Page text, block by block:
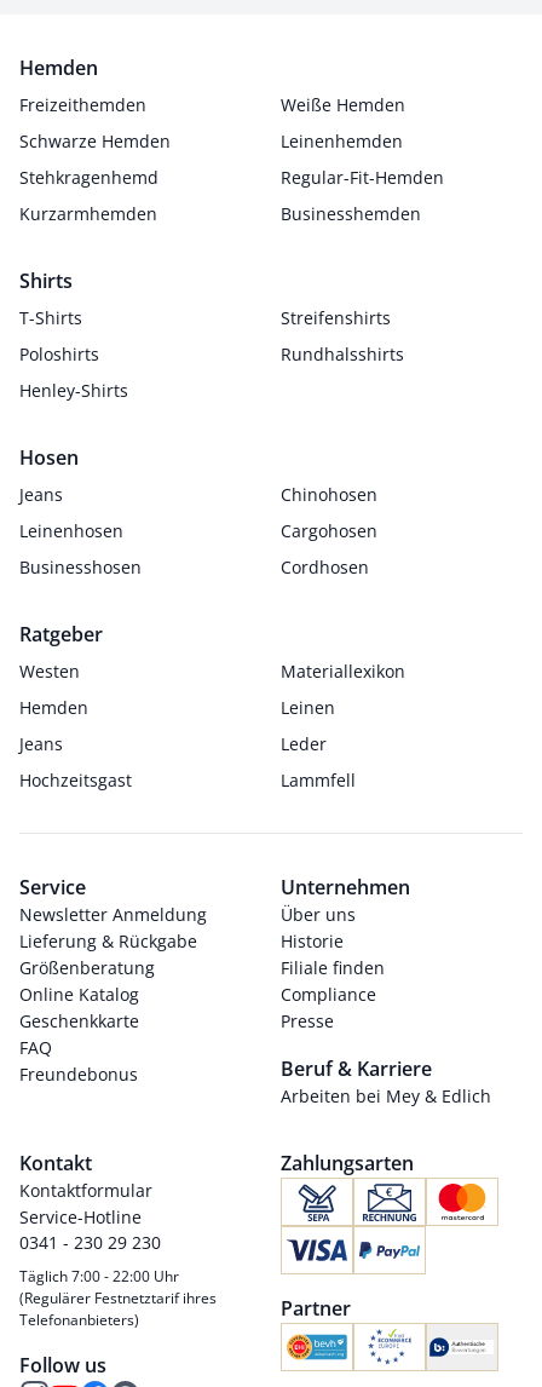
Hemden
Freizeithemden
Weiße Hemden
Schwarze Hemden
Leinenhemden
Stehkragenhemd
Regular-Fit-Hemden
Kurzarmhemden
Businesshemden
Shirts
T-Shirts
Streifenshirts
Poloshirts
Rundhalsshirts
Henley-Shirts
Hosen
Jeans
Chinohosen
Leinenhosen
Cargohosen
Businesshosen
Cordhosen
Ratgeber
Westen
Materiallexikon
Hemden
Leinen
Jeans
Leder
Hochzeitsgast
Lammfell
Service
Newsletter Anmeldung
Lieferung & Rückgabe
Größenberatung
Online Katalog
Geschenkkarte
FAQ
Freundebonus
Unternehmen
Über uns
Historie
Filiale finden
Compliance
Presse
Beruf & Karriere
Arbeiten bei Mey & Edlich
Kontakt
Kontaktformular
Service-Hotline
0341 - 230 29 230
Täglich 7:00 - 22:00 Uhr
(Regulärer Festnetztarif ihres
Telefonanbieters)
Follow us
Zahlungsarten
Partner